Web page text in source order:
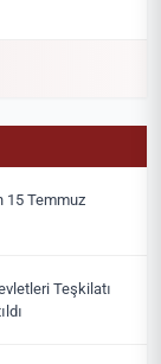
15 Temmuz
Teşkilatı